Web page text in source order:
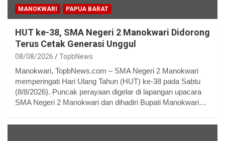
MANOKWARI PAPUA BARAT
HUT ke-38, SMA Negeri 2 Manokwari Didorong
Terus Cetak Generasi Unggul
08/08/2026 TopbNews
Manokwari, TopbNews.com – SMA Negeri 2 Manokwari
memperingati Hari Ulang Tahun (HUT) ke-38 pada Sabtu
(8/8/2026). Puncak perayaan digelar di lapangan upacara
SMA Negeri 2 Manokwari dan dihadiri Bupati Manokwari…